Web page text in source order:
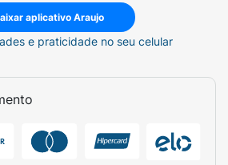
aplicativo Araujo
e praticidade no seu celular